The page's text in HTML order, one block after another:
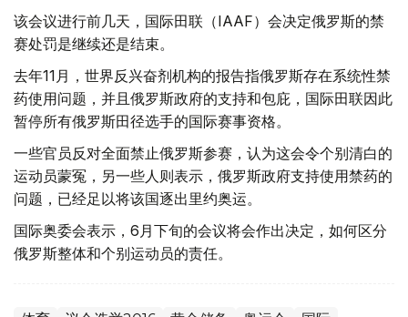
该会议进行前几天，国际田联（IAAF）会决定俄罗斯的禁
赛处罚是继续还是结束。
去年11月，世界反兴奋剂机构的报告指俄罗斯存在系统性禁
药使用问题，并且俄罗斯政府的支持和包庇，国际田联因此
暂停所有俄罗斯田径选手的国际赛事资格。
一些官员反对全面禁止俄罗斯参赛，认为这会令个别清白的
运动员蒙冤，另一些人则表示，俄罗斯政府支持使用禁药的
问题，已经足以将该国逐出里约奥运。
国际奥委会表示，6月下旬的会议将会作出决定，如何区分
俄罗斯整体和个别运动员的责任。